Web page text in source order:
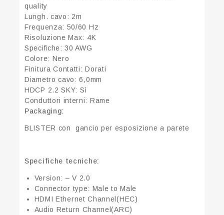
quality
Lungh. cavo: 2m
Frequenza: 50/60 Hz
Risoluzione Max: 4K
Specifiche: 30 AWG
Colore: Nero
Finitura Contatti: Dorati
Diametro cavo: 6,0mm
HDCP 2.2 SKY: Sì
Conduttori interni: Rame
Packaging:
BLISTER con gancio per esposizione a parete
Specifiche tecniche:
Version: – V 2.0
Connector type: Male to Male
HDMI Ethernet Channel(HEC)
Audio Return Channel(ARC)